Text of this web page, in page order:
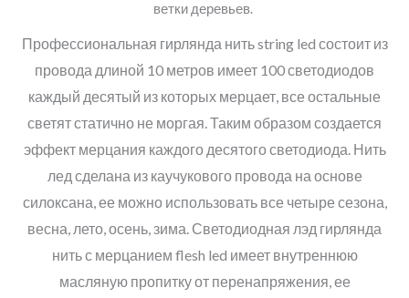
ветки деревьев.
Профессиональная гирлянда нить string led состоит из
провода длиной 10 метров имеет 100 светодиодов
каждый десятый из которых мерцает, все остальные
светят статично не моргая. Таким образом создается
эффект мерцания каждого десятого светодиода. Нить
лед сделана из каучукового провода на основе
силоксана, ее можно использовать все четыре сезона,
весна, лето, осень, зима. Светодиодная лэд гирлянда
нить с мерцанием flesh led имеет внутреннюю
масляную пропитку от перенапряжения, ее